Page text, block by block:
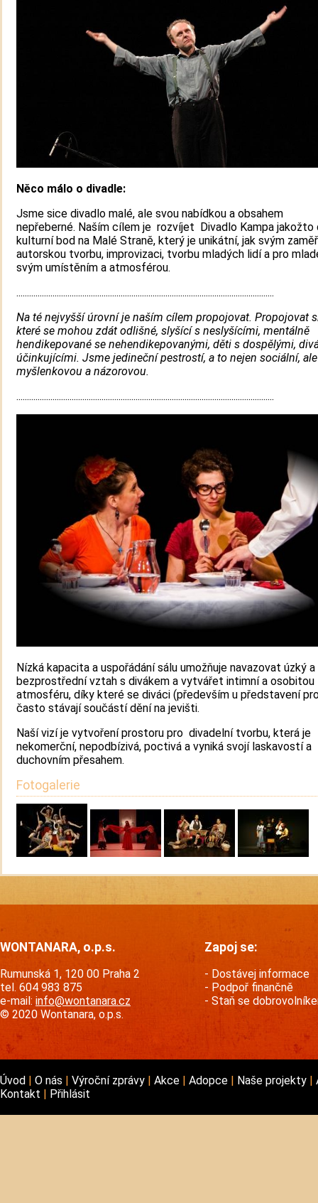
Něco málo o divadle:
Jsme sice divadlo malé, ale svou nabídkou a obsahem
nepřeberné. Naším cílem je rozvíjet Divadlo Kampa jakožto
kulturní bod na Malé Straně, který je unikátní, jak svým
autorskou tvorbu, improvizaci, tvorbu mladých lidí a pro
svým umístěním a atmosférou.
.........................................................................................................................
Na té nejvyšší úrovní je naším cílem propojovat. Propojovat
které se mohou zdát odlišné, slyšící s neslyšícími, mentálně
hendikepované se nehendikepovanými, děti s dospělými,
účinkujícími. Jsme jedineční pestrostí, a to nejen sociální,
myšlenkovou a názorovou.
.........................................................................................................................
Nízká kapacita a uspořádání sálu umožňuje navazovat úzký a
bezprostřední vztah s divákem a vytvářet intimní a osobitou
atmosféru, díky které se diváci (především u představení
často stávají součástí dění na jevišti.
Naší vizí je vytvoření prostoru pro divadelní tvorbu, která je
nekomerční, nepodbízivá, poctivá a vyniká svojí laskavostí a
duchovním přesahem.
Fotogalerie
WONTANARA, o.p.s.
Rumunská 1, 120 00 Praha 2
tel. 604 983 875
e-mail: info@wontanara.cz
© 2020 Wontanara, o.p.s.
Zapoj se:
Dostávej informace
Podpoř finančně
Staň se
Úvod O nás Výroční zprávy Akce Adopce Naše projekty
Kontakt
Přihlásit